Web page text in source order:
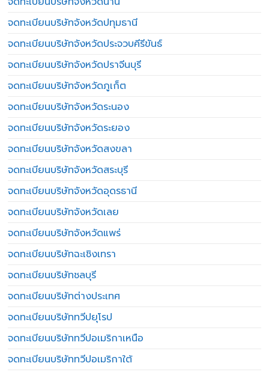
จดทะเบียนบริษัทจังหวัดปทุมธานี
จดทะเบียนบริษัทจังหวัดประจวบคีรีขันธ์
จดทะเบียนบริษัทจังหวัดปราจีนบุรี
จดทะเบียนบริษัทจังหวัดภูเก็ต
จดทะเบียนบริษัทจังหวัดระนอง
จดทะเบียนบริษัทจังหวัดระยอง
จดทะเบียนบริษัทจังหวัดสงขลา
จดทะเบียนบริษัทจังหวัดสระบุรี
จดทะเบียนบริษัทจังหวัดอุดรธานี
จดทะเบียนบริษัทจังหวัดเลย
จดทะเบียนบริษัทจังหวัดแพร่
จดทะเบียนบริษัทฉะเชิงเทรา
จดทะเบียนบริษัทชลบุรี
จดทะเบียนบริษัทต่างประเทศ
จดทะเบียนบริษัททวีปยุโรป
จดทะเบียนบริษัททวีปอเมริกาเหนือ
จดทะเบียนบริษัททวีปอเมริกาใต้